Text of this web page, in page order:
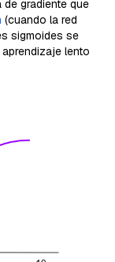
de gradiente que
(cuando la red
sigmoides se
lento